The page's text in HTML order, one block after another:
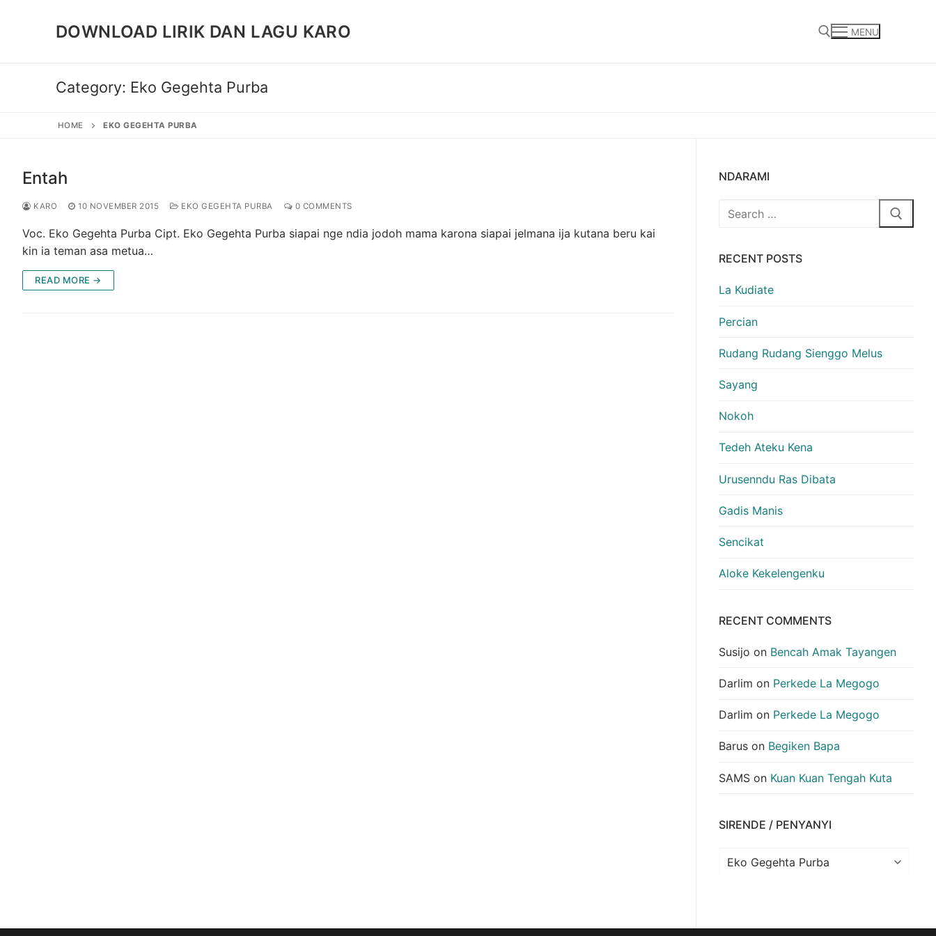
DOWNLOAD LIRIK DAN LAGU KARO MENU
Category: Eko Gegehta Purba
HOME EKO GEGEHTA PURBA
Entah
KARO 10 NOVEMBER 2015 EKO GEGEHTA PURBA 0 COMMENTS
Voc. Eko Gegehta Purba Cipt. Eko Gegehta Purba siapai nge ndia jodoh mama karona siapai jelmana ija kutana beru kai
kin ia teman asa metua…
READ MORE →
NDARAMI
Search
RECENT POSTS
La Kudiate
Percian
Rudang Rudang Sienggo Melus
Sayang
Nokoh
Tedeh Ateku Kena
Urusenndu Ras Dibata
Gadis Manis
Sencikat
Aloke Kekelengenku
RECENT COMMENTS
Susijo on Bencah Amak Tayangen
Darlim on Perkede La Megogo
Darlim on Perkede La Megogo
Barus on Begiken Bapa
SAMS on Kuan Kuan Tengah Kuta
SIRENDE / PENYANYI
Sirende